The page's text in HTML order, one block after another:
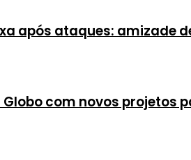
após ataques: amizade
com novos projetos